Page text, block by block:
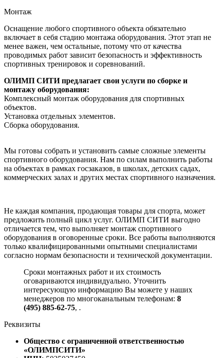
Монтаж
Оснащение любого спортивного объекта обязательно
включает в себя стадию монтажа оборудования. Этот этап не
менее важен, чем остальные, потому что от качества
проводимых работ зависит безопасность и эффективность
спортивных тренировок и соревнований.
ОЛИМП СИТИ предлагает свои услуги по сборке и
монтажу оборудования:
Комплексный монтаж оборудования для спортивных
объектов.
Установка отдельных элементов.
Сборка оборудования.
Мы готовы собрать и установить самые сложные элементы
спортивного оборудования. Нам по силам выполнить работы
на объектах в рамках госзаказов, в школах, детских садах,
коммерческих залах и других местах спортивного назначения.
Не каждая компания, продающая товары для спорта, может
предложить полный цикл услуг. ОЛИМП СИТИ выгодно
отличается тем, что выполняет монтаж спортивного
оборудования в оговоренные сроки. Все работы выполняются
только квалифицированными опытными специалистами
согласно нормам безопасности и технической документации.
Сроки монтажных работ и их стоимость
оговариваются индивидуально. Уточнить
интересующую информацию Вы можете у наших
менеджеров по многоканальным телефонам: 8
(495) 885-62-75, .
Реквизиты
Общество с ограниченной ответственностью
«ОЛИМПСИТИ»